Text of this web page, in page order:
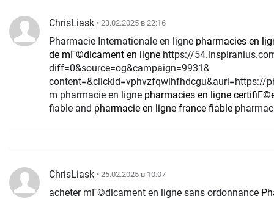
ChrisLiask • 23.02.2025 в 22:16
Pharmacie Internationale en ligne pharmacies en
de mГ©dicament en ligne
diff=0&source=og&campaign=9931&
content=&clickid=vphvzfqwlhfhdcgu&aurl=https://
m pharmacie en ligne pharmacies en ligne
fiable and pharmacie en ligne france fiable
ChrisLiask • 25.02.2025 в 10:07
acheter mГ©dicament en ligne sans ordonnance